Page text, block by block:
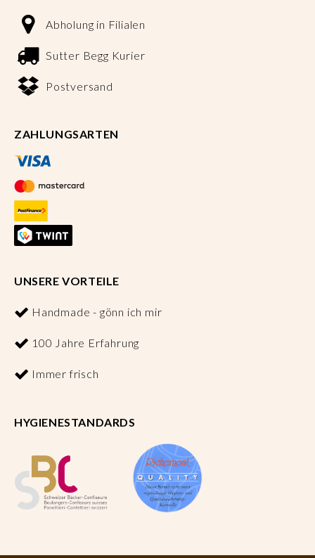
Abholung in Filialen
Sutter Begg Kurier
Postversand
ZAHLUNGSARTEN
UNSERE VORTEILE
Handmade - gönn ich mir
100 Jahre Erfahrung
Immer frisch
HYGIENESTANDARDS